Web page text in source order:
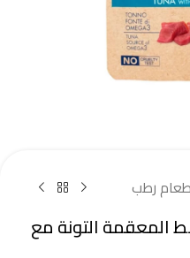
طعام رطب
التونة مع